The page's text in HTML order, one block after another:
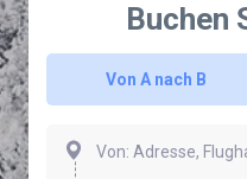
Buchen
Von A nach B